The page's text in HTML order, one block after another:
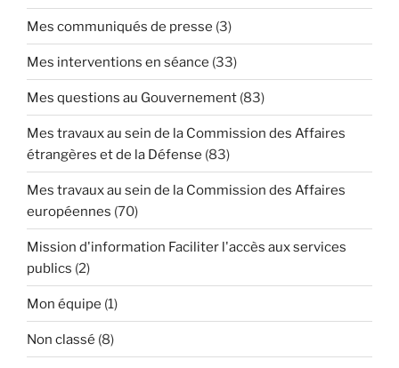
Mes communiqués de presse (3)
Mes interventions en séance (33)
Mes questions au Gouvernement (83)
Mes travaux au sein de la Commission des Affaires
étrangères et de la Défense (83)
Mes travaux au sein de la Commission des Affaires
européennes (70)
Mission d'information Faciliter l'accès aux services
publics (2)
Mon équipe (1)
Non classé (8)